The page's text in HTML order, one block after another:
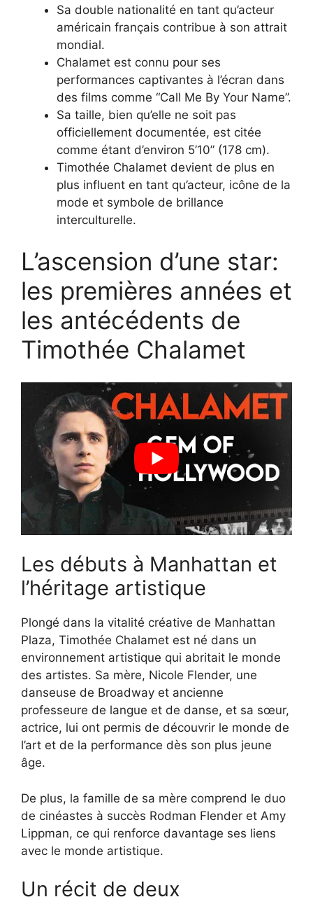
Sa double nationalité en tant qu’acteur
américain français contribue à son attrait
mondial.
Chalamet est connu pour ses
performances captivantes à l’écran dans
des films comme “Call Me By Your Name”.
Sa taille, bien qu’elle ne soit pas
officiellement documentée, est citée
comme étant d’environ 5’10” (178 cm).
Timothée Chalamet devient de plus en
plus influent en tant qu’acteur, icône de la
mode et symbole de brillance
interculturelle.
L’ascension d’une star:
les premières années et
les antécédents de
Timothée Chalamet
Les débuts à Manhattan et
l’héritage artistique
Plongé dans la vitalité créative de Manhattan
Plaza, Timothée Chalamet est né dans un
environnement artistique qui abritait le monde
des artistes. Sa mère, Nicole Flender, une
danseuse de Broadway et ancienne
professeure de langue et de danse, et sa sœur,
actrice, lui ont permis de découvrir le monde de
l’art et de la performance dès son plus jeune
âge.
De plus, la famille de sa mère comprend le duo
de cinéastes à succès Rodman Flender et Amy
Lippman, ce qui renforce davantage ses liens
avec le monde artistique.
Un récit de deux